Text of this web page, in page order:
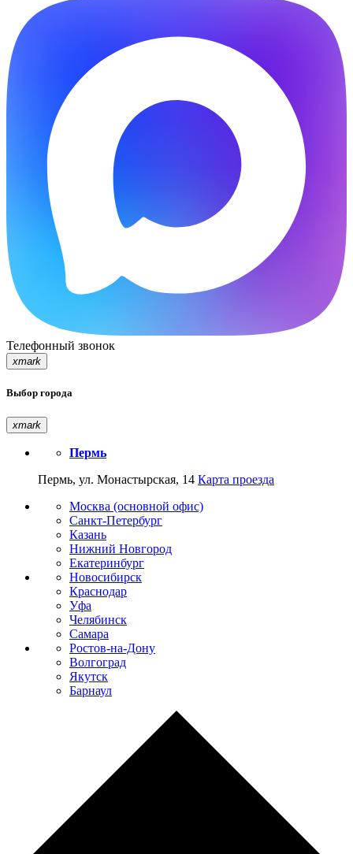
Телефонный звонок
xmark
Выбор города
xmark
Пермь
Пермь, ул. Монастырская, 14 Карта проезда
Москва (основной офис)
Санкт-Петербург
Казань
Нижний Новгород
Екатеринбург
Новосибирск
Краснодар
Уфа
Челябинск
Самара
Ростов-на-Дону
Волгоград
Якутск
Барнаул